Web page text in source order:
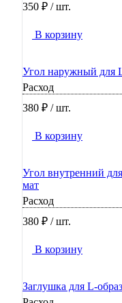
350 ₽ / шт.
В корзину
Угол наружный для
Расход
380 ₽ / шт.
В корзину
Угол внутренний
мат
Расход
380 ₽ / шт.
В корзину
Заглушка для L-